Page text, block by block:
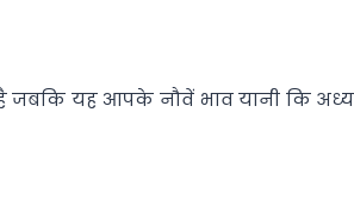
जबकि यह आपके नौवें भाव यानी कि